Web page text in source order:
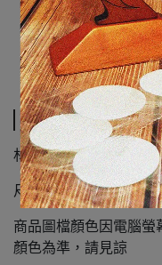
規格說明
材質：合金
尺寸：5cm × 2cm
商品圖檔顏色因電腦螢
顏色為準，請見諒